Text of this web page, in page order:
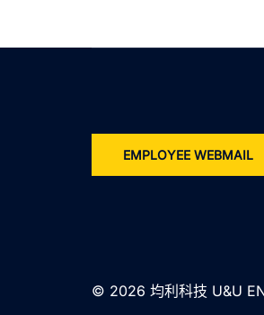
EMPLOYEE WEBMAIL
© 2026 均利科技 U&U